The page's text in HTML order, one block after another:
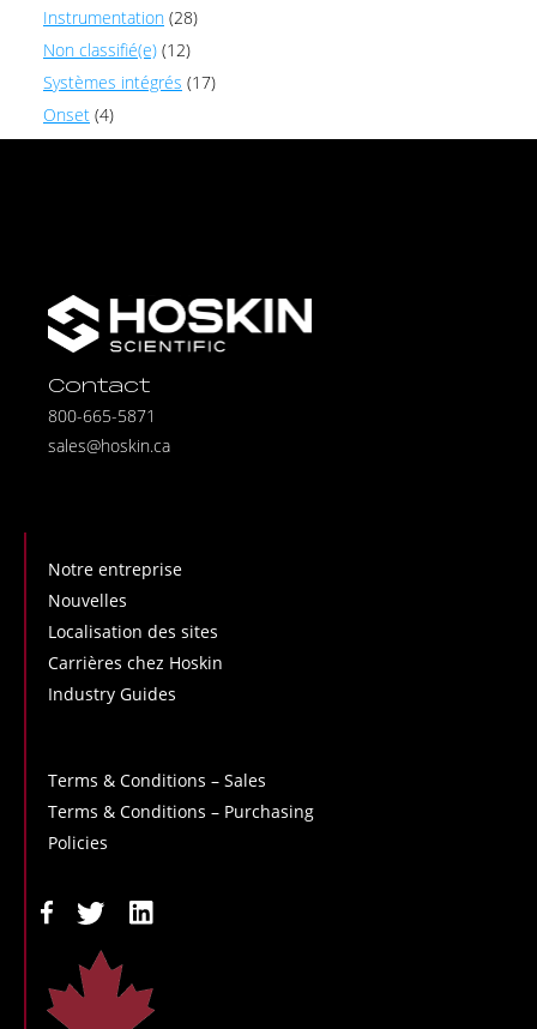
Instrumentation (28)
Non classifié(e) (12)
Systèmes intégrés (17)
Onset (4)
Contact
800-665-5871
sales@hoskin.ca
Notre entreprise
Nouvelles
Localisation des sites
Carrières chez Hoskin
Industry Guides
Terms & Conditions – Sales
Terms & Conditions – Purchasing
Policies